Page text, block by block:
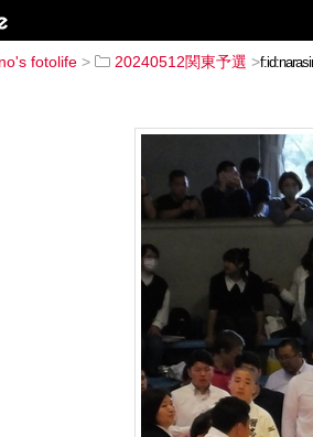
fotolife > 20240512関東予選 >